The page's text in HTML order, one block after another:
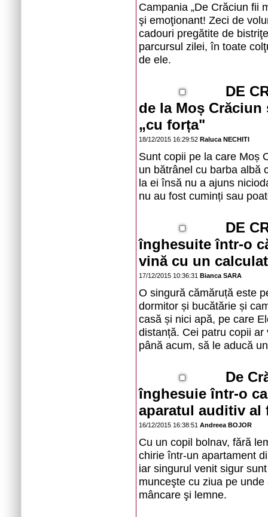
Campania „De Crăciun fii
şi emoţionant! Zeci de
cadouri pregătite de
parcursul zilei, în toate
de ele.
DE
de la Moș
„cu forța"
18/12/2015 16:29:52 Raluca NECHITI
Sunt copii pe la care Moș
un bătrânel cu barba albă
la ei însă nu a ajuns
nu au fost cuminți sau
DE
înghesuite într-o
vină cu un
17/12/2015 10:36:31 Bianca SARA
O singură cămăruță este
dormitor și bucătărie și
casă și nici apă, pe care
distanță. Cei patru copii
până acum, să le aducă
De
înghesuie într-o
aparatul auditiv al
16/12/2015 16:38:51 Andreea BOJOR
Cu un copil bolnav, fără
chirie într-un apartament
iar singurul venit sigur
munceşte cu ziua pe
mâncare şi lemne.